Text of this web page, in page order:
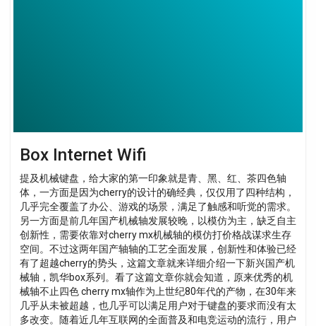
Box Internet Wifi
提及机械键盘，给大家的第一印象就是青、黑、红、茶四色轴
体，一方面是因为cherry的设计的确经典，仅仅用了四种结构，
几乎完全覆盖了办公、游戏的场景，满足了触感和听觉的需求。
另一方面是前几年国产机械轴发展较晚，以模仿为主，缺乏自主
创新性，需要依靠对cherry mx机械轴的模仿打价格战谋求生存
空间。不过这两年国产轴轴的工艺全面发展，创新性和体验已经
有了超越cherry的势头，这篇文章就来详细介绍一下新兴国产机
械轴，凯华box系列。看了这篇文章你就会知道，原来优秀的机
械轴不止四色 cherry mx轴作为上世纪80年代的产物，在30年来
几乎从未被超越，也几乎可以满足用户对于键盘的要求而没有太
多改变。随着近几年互联网的全面普及和电竞运动的流行，用户